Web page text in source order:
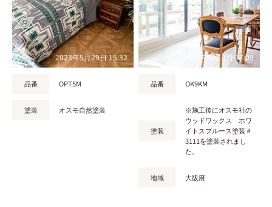
2023年5月29日 15:32
品番 OPT5M
塗装 オスモ自然塗装
2022年7月 4日 17:09
品番 OK9KM
塗装
※施工後にオスモ社の
ウッドワックス ホワ
イトスプルース塗装＃
3111を塗装されまし
た。
地域 大阪府